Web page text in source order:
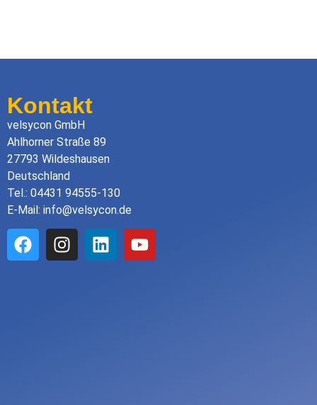
Kontakt
velsycon GmbH
Ahlhorner Straße 89
27793 Wildeshausen
Deutschland
Tel.: 04431 94555-130
E-Mail: info@velsycon.de